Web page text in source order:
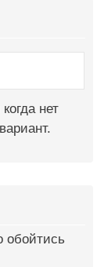
нет
обойтись